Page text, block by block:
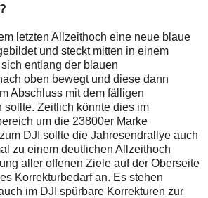
letzten Allzeithoch eine neue blaue
und steckt mitten in einem
entlang der blauen
oben bewegt und diese dann
Abschluss mit dem fälligen
sollte. Zeitlich könnte dies im
um die 23800er Marke
DJI sollte die Jahresendrallye auch
zu einem deutlichen Allzeithoch
aller offenen Ziele auf der Oberseite
Korrekturbedarf an. Es stehen
im DJI spürbare Korrekturen zur